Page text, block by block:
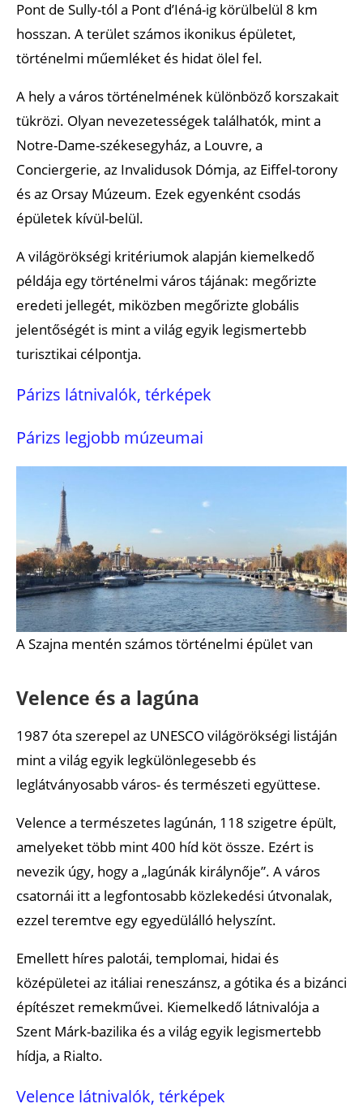
Pont de Sully-tól a Pont d’Iéná-ig körülbelül 8 km
hosszan. A terület számos ikonikus épületet,
történelmi műemléket és hidat ölel fel.
A hely a város történelmének különböző korszakait
tükrözi. Olyan nevezetességek találhatók, mint a
Notre-Dame-székesegyház, a Louvre, a
Conciergerie, az Invalidusok Dómja, az Eiffel-torony
és az Orsay Múzeum. Ezek egyenként csodás
épületek kívül-belül.
A világörökségi kritériumok alapján kiemelkedő
példája egy történelmi város tájának: megőrizte
eredeti jellegét, miközben megőrizte globális
jelentőségét is mint a világ egyik legismertebb
turisztikai célpontja.
Párizs látnivalók, térképek
Párizs legjobb múzeumai
A Szajna mentén számos történelmi épület van
Velence és a lagúna
1987 óta szerepel az UNESCO világörökségi listáján
mint a világ egyik legkülönlegesebb és
leglátványosabb város- és természeti együttese.
Velence a természetes lagúnán, 118 szigetre épült,
amelyeket több mint 400 híd köt össze. Ezért is
nevezik úgy, hogy a „lagúnák királynője”. A város
csatornái itt a legfontosabb közlekedési útvonalak,
ezzel teremtve egy egyedülálló helyszínt.
Emellett híres palotái, templomai, hidai és
középületei az itáliai reneszánsz, a gótika és a bizánci
építészet remekművei. Kiemelkedő látnivalója a
Szent Márk-bazilika és a világ egyik legismertebb
hídja, a Rialto.
Velence látnivalók, térképek